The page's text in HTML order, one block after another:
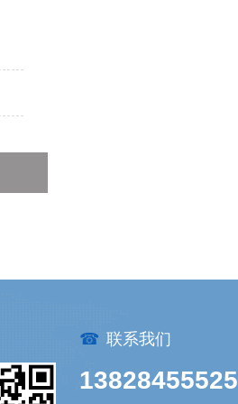
☎ 联系我们
13828455525